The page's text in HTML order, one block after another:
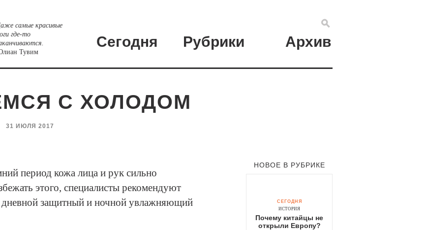
самые красивые
где-то
Тувим
Сегодня Рубрики Архив
С ХОЛОДОМ
31 ИЮЛЯ 2017
период кожа лица и рук сильно
этого, специалисты рекомендуют
дневной защитный и ночной увлажняющий
НОВОЕ В РУБРИКЕ
СЕГОДНЯ
ИСТОРИЯ
Почему китайцы не
открыли Европу?